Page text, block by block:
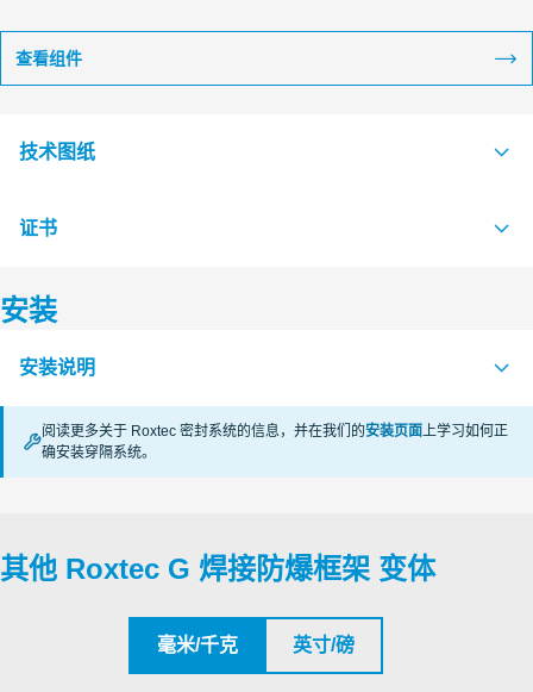
查看组件
技术图纸
S1016551 G Ex FRAME SINGLE AND COMBINATION FRAME
FRAME
S1511958 G...W Ex FRAME SINGLE AND COMBINATION
FRAME
证书
认证机构
CSA
KTL Korea Testing Laboratory
SGS
安装
安装说明
FRAMES Ex (en)
阅读更多关于 Roxtec 密封系统的信息，并在我们的安装页面上学习如何正
确安装穿隔系统。
其他 Roxtec G 焊接防爆框架 变体
毫米/千克 英寸/磅